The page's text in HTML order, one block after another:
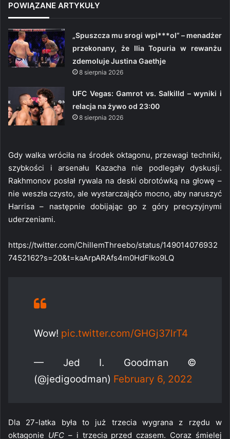
POWIĄZANE ARTYKUŁY
„Spuszcza mu srogi wpi***ol” – menadżer
przekonany, że Ilia Topuria w rewanżu
zdemoluje Justina Gaethje
8 sierpnia 2026
UFC Vegas: Gamrot vs. Salkilld – wyniki i
relacja na żywo od 23:00
8 sierpnia 2026
Gdy walka wróciła na środek oktagonu, przewagi techniki,
szybkości i arsenału Kazacha nie podlegały dyskusji.
Rakhmonov posłał rywala na deski obrotówką na głowę –
nie weszła czysto, ale wystarczająćo mocno, aby naruszyć
Harrisa – następnie dobijając go z góry precyzyjnymi
uderzeniami.
https://twitter.com/ChillemThreebo/status/149014076932
7452162?s=20&t=kaArpARAfs4m0HdFIko9LQ
Wow! pic.twitter.com/GHGj37lrT4
— Jed I. Goodman ©
(@jedigoodman) February 6, 2022
Dla 27-latka była to już trzecia wygrana z rzędu w
oktagonie UFC– i trzecia przed czasem. Coraz śmielej